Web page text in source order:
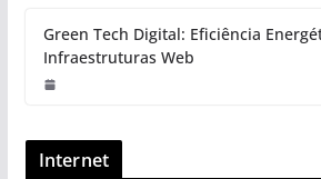
Green Tech Digital: Eficiência
Infraestruturas Web
Internet